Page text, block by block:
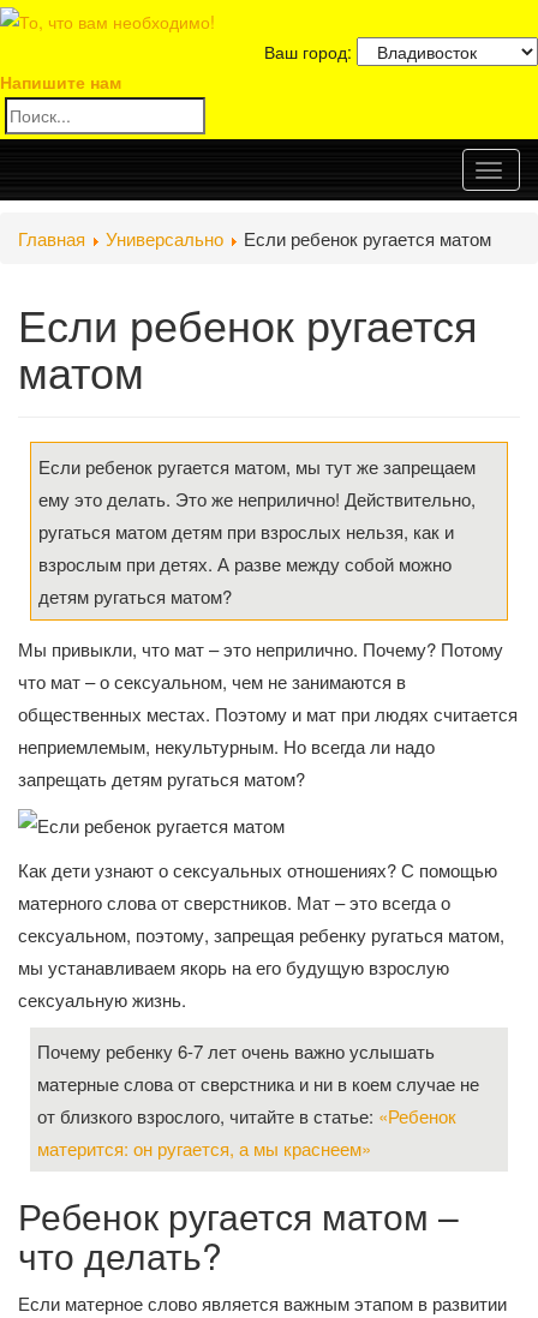
Ваш город:
Напишите нам
Главная Универсально Если ребенок ругается матом
Если ребенок ругается
матом
Если ребенок ругается матом, мы тут же запрещаем
ему это делать. Это же неприлично! Действительно,
ругаться матом детям при взрослых нельзя, как и
взрослым при детях. А разве между собой можно
детям ругаться матом?
Мы привыкли, что мат – это неприлично. Почему? Потому
что мат – о сексуальном, чем не занимаются в
общественных местах. Поэтому и мат при людях считается
неприемлемым, некультурным. Но всегда ли надо
запрещать детям ругаться матом?
Как дети узнают о сексуальных отношениях? С помощью
матерного слова от сверстников. Мат – это всегда о
сексуальном, поэтому, запрещая ребенку ругаться матом,
мы устанавливаем якорь на его будущую взрослую
сексуальную жизнь.
Почему ребенку 6-7 лет очень важно услышать
матерные слова от сверстника и ни в коем случае не
от близкого взрослого, читайте в статье: «Ребенок
матерится: он ругается, а мы краснеем»
Ребенок ругается матом –
что делать?
Если матерное слово является важным этапом в развитии